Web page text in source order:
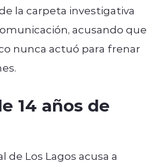
la carpeta investigativa
acusando que
nunca actuó para frenar
14 años de
de Los Lagos acusa a